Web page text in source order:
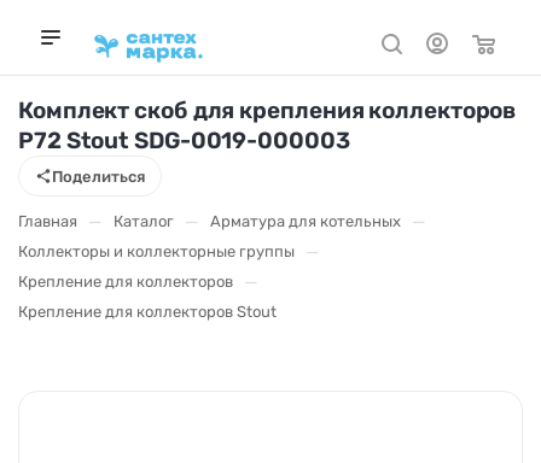
Поделиться
Комплект скоб для крепления коллекторов
P72 Stout SDG-0019-000003
Главная — Каталог — Арматура для котельных —
Коллекторы и коллекторные группы —
Крепление для коллекторов —
Крепление для коллекторов Stout